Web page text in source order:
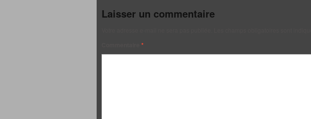
Laisser un commentaire
*